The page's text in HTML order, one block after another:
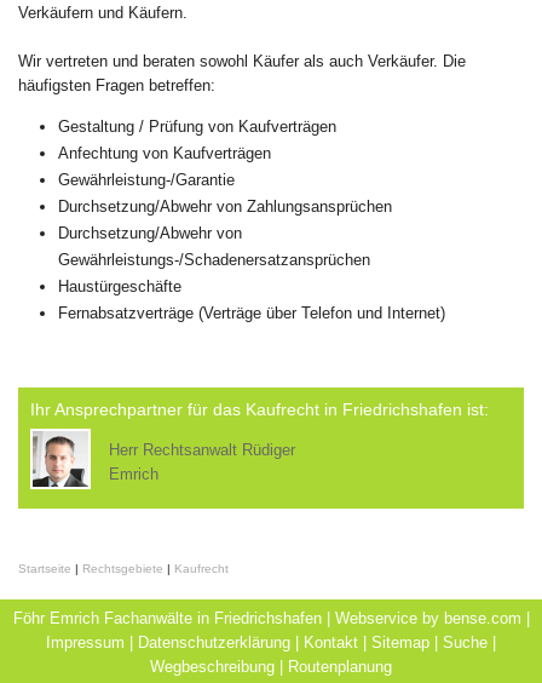
Verkäufern und Käufern.
Wir vertreten und beraten sowohl Käufer als auch Verkäufer. Die
häufigsten Fragen betreffen:
Gestaltung / Prüfung von Kaufverträgen
Anfechtung von Kaufverträgen
Gewährleistung-/Garantie
Durchsetzung/Abwehr von Zahlungsansprüchen
Durchsetzung/Abwehr von
Gewährleistungs-/Schadenersatzansprüchen
Haustürgeschäfte
Fernabsatzverträge (Verträge über Telefon und Internet)
Ihr Ansprechpartner für das Kaufrecht in Friedrichshafen ist:
Herr Rechtsanwalt Rüdiger
Emrich
Startseite | Rechtsgebiete | Kaufrecht
Föhr Emrich Fachanwälte in Friedrichshafen | Webservice by bense.com
Impressum
Datenschutzerklärung Kontakt Sitemap Suche
Wegbeschreibung
Routenplanung